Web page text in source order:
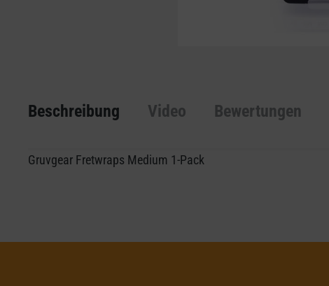
Beschreibung Video Bewertungen
Gruvgear Fretwraps Medium 1-Pack